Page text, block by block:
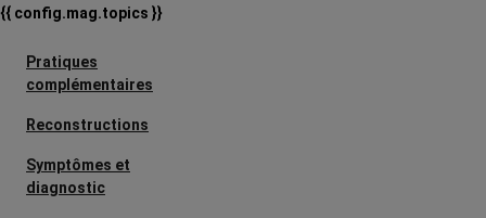
{{ config.mag.topics }}
Pratiques
complémentaires
Reconstructions
Symptômes et
diagnostic